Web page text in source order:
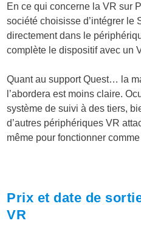
En ce qui concerne la VR sur
société choisisse d’intégrer le
directement dans le
complète le dispositif avec un
Quant au support Quest… la
l’abordera est moins claire.
système de suivi à des tiers,
d’autres périphériques VR
même pour fonctionner
Prix et date de
VR